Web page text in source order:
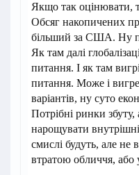
Якщо так оцінювати,
Обсяг накопичених
більший за США. Ну
Як там далі
питання. І як там
питання. Може і
варіантів, ну суто
Потрібні ринки збуту,
нарощувати
смислі будуть, але не
втратою обличчя, або